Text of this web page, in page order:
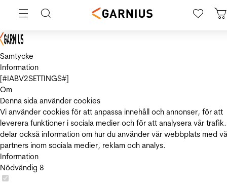
Samtycke
Information
[#IABV2SETTINGS#]
Om
Denna sida använder cookies
Vi använder cookies för att anpassa innehåll och annonser, för att
leverera funktioner i sociala medier och för att analysera vår
delar också information om hur du använder vår webbplats med
partners inom sociala medier, reklam och analys.
Information
Nödvändig 8